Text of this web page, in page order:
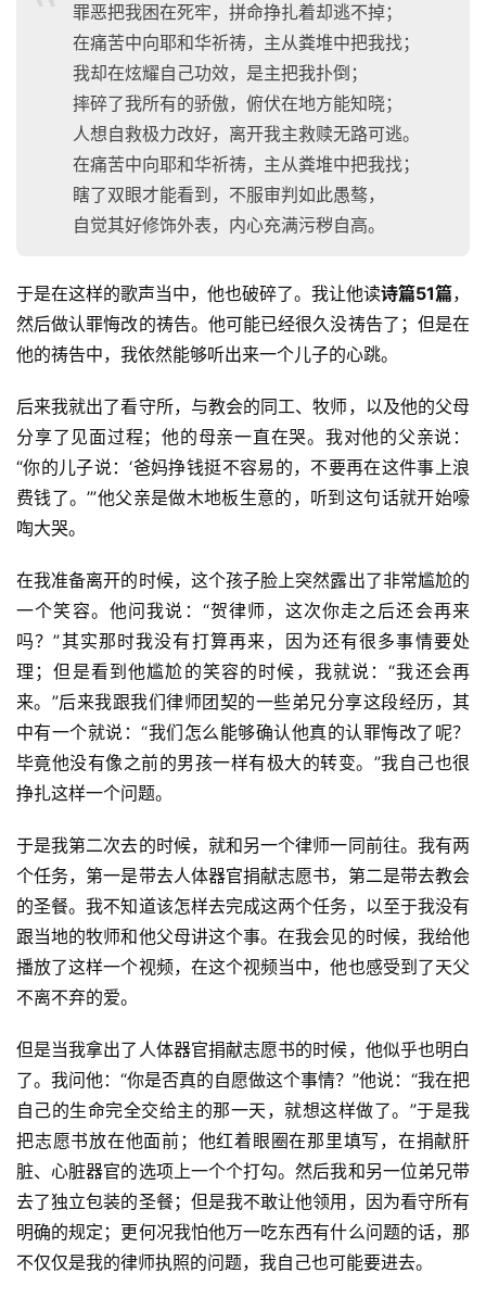
首
页
罪恶把我困在死牢，拼命挣扎着却逃不掉；
在痛苦中向耶和华祈祷，主从粪堆中把我找；
我却在炫耀自己功效，是主把我扑倒；
摔碎了我所有的骄傲，俯伏在地方能知晓；
人想自救极力改好，离开我主救赎无路可逃。
在痛苦中向耶和华祈祷，主从粪堆中把我找；
瞎了双眼才能看到，不服审判如此愚骜，
自觉其好修饰外表，内心充满污秽自高。
于是在这样的歌声当中，他也破碎了。我让他读诗篇51篇，
然后做认罪悔改的祷告。他可能已经很久没祷告了；但是在
他的祷告中，我依然能够听出来一个儿子的心跳。
后来我就出了看守所，与教会的同工、牧师，以及他的父母
分享了见面过程；他的母亲一直在哭。我对他的父亲说：
“你的儿子说：‘爸妈挣钱挺不容易的，不要再在这件事上浪
费钱了。’”他父亲是做木地板生意的，听到这句话就开始嚎
啕大哭。
在我准备离开的时候，这个孩子脸上突然露出了非常尴尬的
一个笑容。他问我说：“贺律师，这次你走之后还会再来
吗？”其实那时我没有打算再来，因为还有很多事情要处
理；但是看到他尴尬的笑容的时候，我就说：“我还会再
来。”后来我跟我们律师团契的一些弟兄分享这段经历，其
中有一个就说：“我们怎么能够确认他真的认罪悔改了呢？
毕竟他没有像之前的男孩一样有极大的转变。”我自己也很
挣扎这样一个问题。
于是我第二次去的时候，就和另一个律师一同前往。我有两
个任务，第一是带去人体器官捐献志愿书，第二是带去教会
的圣餐。我不知道该怎样去完成这两个任务，以至于我没有
跟当地的牧师和他父母讲这个事。在我会见的时候，我给他
播放了这样一个视频，在这个视频当中，他也感受到了天父
不离不弃的爱。
但是当我拿出了人体器官捐献志愿书的时候，他似乎也明白
了。我问他：“你是否真的自愿做这个事情？”他说：“我在把
自己的生命完全交给主的那一天，就想这样做了。”于是我
把志愿书放在他面前；他红着眼圈在那里填写，在捐献肝
脏、心脏器官的选项上一个个打勾。然后我和另一位弟兄带
去了独立包装的圣餐；但是我不敢让他领用，因为看守所有
明确的规定；更何况我怕他万一吃东西有什么问题的话，那
不仅仅是我的律师执照的问题，我自己也可能要进去。